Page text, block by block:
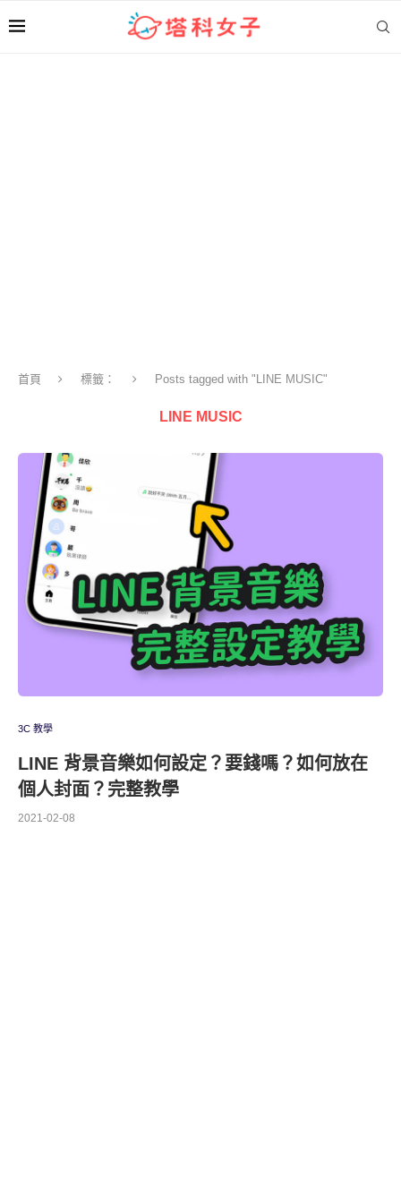
首頁 標籤： Posts tagged with "LINE MUSIC"
LINE MUSIC
3C 教學
LINE 背景音樂如何設定？要錢嗎？如何放在
個人封面？完整教學
2021-02-08